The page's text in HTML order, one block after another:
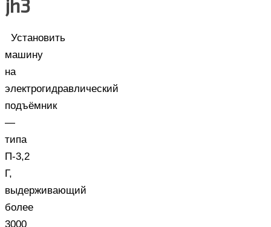
jh3
Установить
машину
на
электрогидравлический
подъёмник
—
типа
П-3,2
Г,
выдерживающий
более
3000